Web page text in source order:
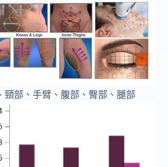
部、手臂、腹部、臀部、腿部